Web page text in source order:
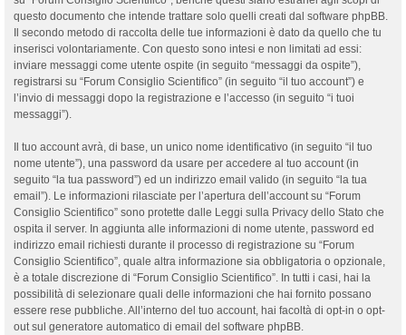
questo documento che intende trattare solo quelli creati dal software phpBB.
Il secondo metodo di raccolta delle tue informazioni è dato da quello che tu
inserisci volontariamente. Con questo sono intesi e non limitati ad essi:
inviare messaggi come utente ospite (in seguito “messaggi da ospite”),
registrarsi su “Forum Consiglio Scientifico” (in seguito “il tuo account”) e
l’invio di messaggi dopo la registrazione e l’accesso (in seguito “i tuoi
messaggi”).
Il tuo account avrà, di base, un unico nome identificativo (in seguito “il tuo
nome utente”), una password da usare per accedere al tuo account (in
seguito “la tua password”) ed un indirizzo email valido (in seguito “la tua
email”). Le informazioni rilasciate per l’apertura dell’account su “Forum
Consiglio Scientifico” sono protette dalle Leggi sulla Privacy dello Stato che
ospita il server. In aggiunta alle informazioni di nome utente, password ed
indirizzo email richiesti durante il processo di registrazione su “Forum
Consiglio Scientifico”, quale altra informazione sia obbligatoria o opzionale,
è a totale discrezione di “Forum Consiglio Scientifico”. In tutti i casi, hai la
possibilità di selezionare quali delle informazioni che hai fornito possano
essere rese pubbliche. All’interno del tuo account, hai facoltà di opt-in o opt-
out sul generatore automatico di email del software phpBB.